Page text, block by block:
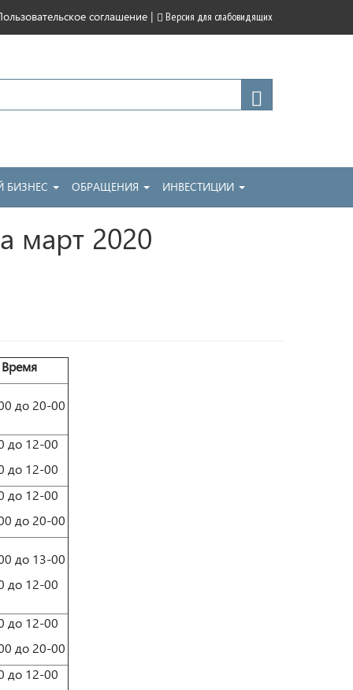
соглашение | Версия для слабовидящих
БИЗНЕС ОБРАЩЕНИЯ ИНВЕСТИЦИИ
март 2020
Время
до 20-00
до 12-00
до 12-00
до 12-00
до 20-00
до 13-00
до 12-00
до 12-00
до 20-00
до 12-00